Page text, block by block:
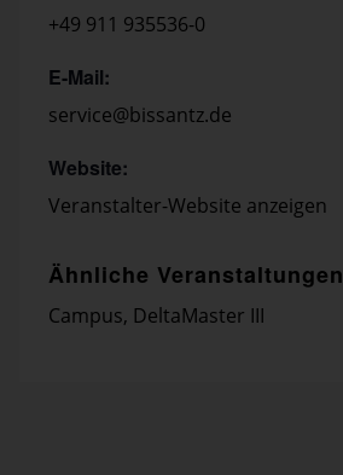
+49 911 935536-0
E-Mail:
service@bissantz.de
Website:
Veranstalter-Website anzeigen
Ähnliche Veranstaltungen
Campus, DeltaMaster III